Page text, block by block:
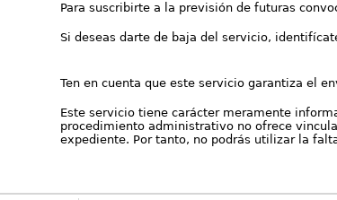
Para suscribirte a la previsión de futuras
Si deseas darte de baja del servicio,
Ten en cuenta que este servicio garantiza el
Este servicio tiene carácter meramente
procedimiento administrativo no ofrece
expediente. Por tanto, no podrás utilizar la